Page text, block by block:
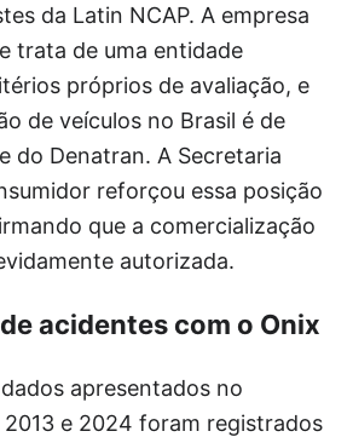
da Latin NCAP. A empresa
trata de uma entidade
próprios de avaliação, e
de veículos no Brasil é de
do Denatran. A Secretaria
reforçou essa posição
que a comercialização
autorizada.
acidentes com o Onix
apresentados no
e 2024 foram registrados